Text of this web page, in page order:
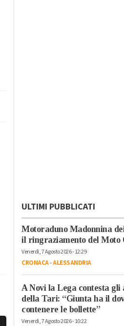
ULTIMI PUBBLICATI
Motoraduno Madonnina
il ringraziamento del Moto
Venerdì, 7 Agosto 2026 - 12:29
CRONACA-ALESSANDRIA
A Novi la Lega contesta gli
della Tari: “Giunta ha il
contenere le bollette”
Venerdì, 7 Agosto 2026 - 10:22